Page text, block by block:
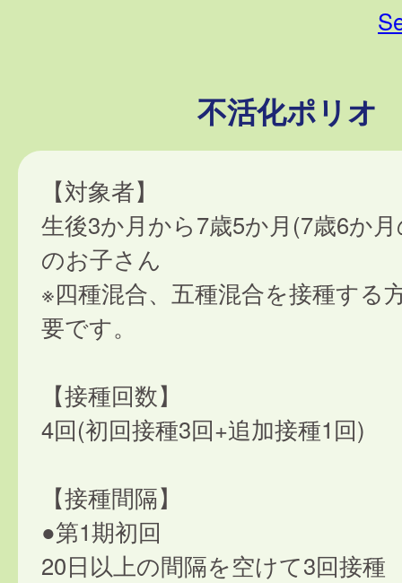
不活化ポリオ
【対象者】
生後3か月から7歳5か月(7歳6か
のお子さん
※四種混合、五種混合を接種する
要です。
【接種回数】
4回(初回接種3回+追加接種1回)
【接種間隔】
●第1期初回
20日以上の間隔を空けて3回接種